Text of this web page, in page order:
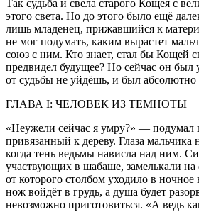
Так судьба и свела старого Кощея с
этого света. Но до этого было ещё
лишь младенец, прижавшийся к
не мог подумать, каким вырастет
союз с ним. Кто знает, стал бы Кощей
предвидел будущее? Но сейчас он
от судьбы не уйдёшь, и был
ГЛАВА I: ЧЕЛОВЕК ИЗ ТЕМНОТЫ
«Неужели сейчас я умру?» — подумал
привязанный к дереву. Глаза мальчика
когда тень ведьмы нависла над ним.
участвующих в шабаше, замелькали на
от которого столбом уходило в
нож войдёт в грудь, а душа будет
невозможно приготовиться. «А ведь